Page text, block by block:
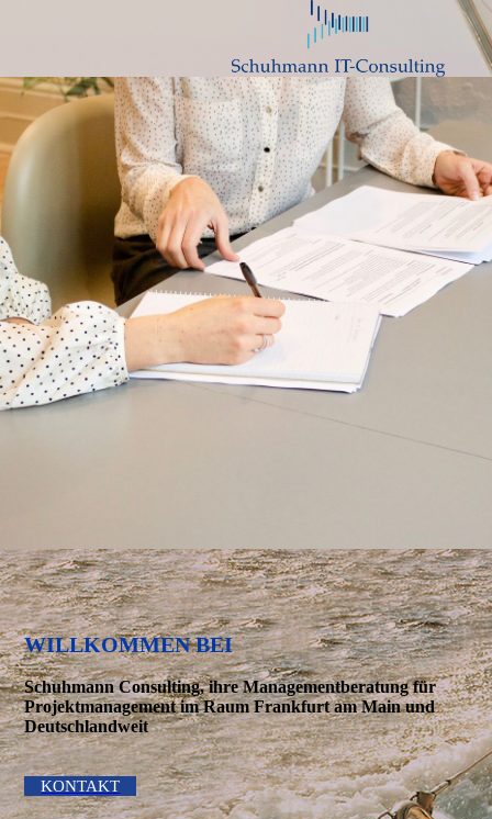
WILLKOMMEN BEI
Schuhmann Consulting, ihre Managementberatung für
Projektma­nagement im Raum Frankfurt am Main und
Deutschlandweit
KONTAKT